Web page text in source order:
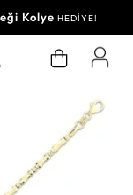
Kolye HEDİYE!